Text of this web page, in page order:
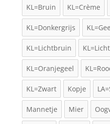
KL=Bruin KL=Crème
KL=Donkergrijs
KL=Lichtbruin
KL=Oranjegeel
KL=Zwart Kopje
Mannetje Mier